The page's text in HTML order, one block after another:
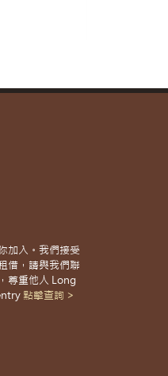
加入。我們接受
借，請與我們聯
尊重他人 Long
點擊查詢 >